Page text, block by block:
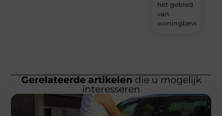
het gebied
van
woningbeveiliging
Gerelateerde artikelen die u mogelijk
interesseren